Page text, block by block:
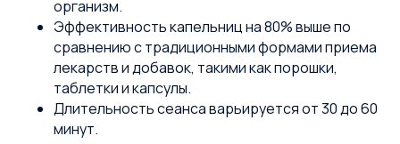
организм.
Эффективность капельниц на 80% выше по
сравнению с традиционными формами приема
лекарств и добавок, такими как порошки,
таблетки и капсулы.
Длительность сеанса варьируется от 30 до 60
минут.